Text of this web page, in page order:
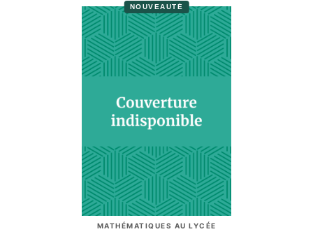
NOUVEAUTÉ
MATHÉMATIQUES AU LYCÉE